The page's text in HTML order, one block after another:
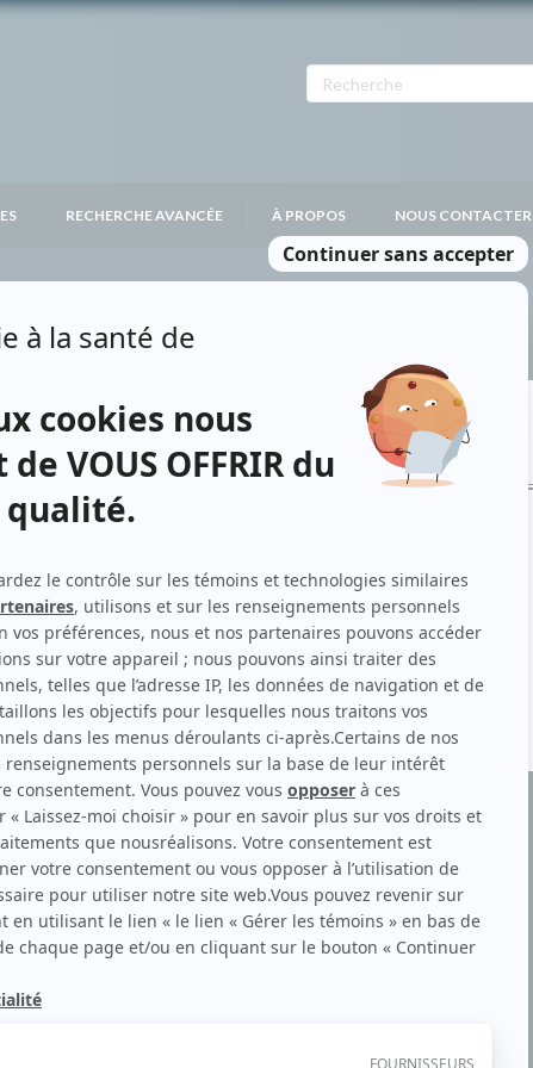
RECHERCHE AVANCÉE À PROPOS NOUS CONTACTER
Musicien
Musicien
petit écran. Celui qu’on surnomme parfois «l’encyclopédie de
la télé québécoise. On peut l’entendre régulièrement